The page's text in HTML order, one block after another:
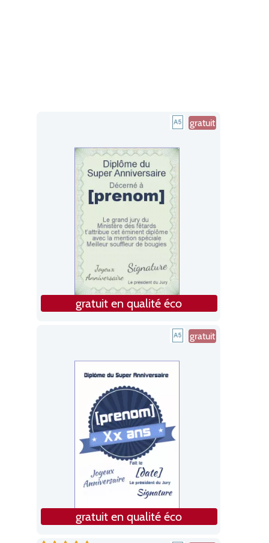
gratuit
gratuit en qualité éco
gratuit
gratuit en qualité éco